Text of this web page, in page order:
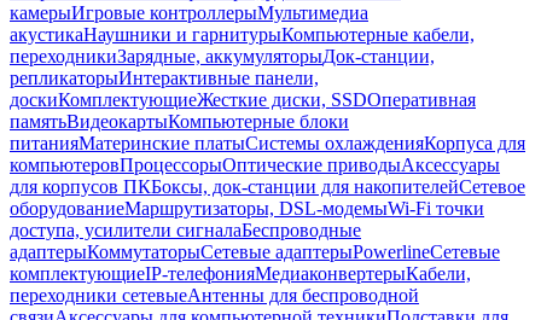
камерыИгровые контроллерыМультимедиа
акустикаНаушники и гарнитурыКомпьютерные кабели,
переходникиЗарядные, аккумуляторыДок-станции,
репликаторыИнтерактивные панели,
доскиКомплектующиеЖесткие диски, SSDОперативная
памятьВидеокартыКомпьютерные блоки
питанияМатеринские платыСистемы охлажденияКорпуса для
компьютеровПроцессорыОптические приводыАксессуары
для корпусов ПКБоксы, док-станции для накопителейСетевое
оборудованиеМаршрутизаторы, DSL-модемыWi-Fi точки
доступа, усилители сигналаБеспроводные
адаптерыКоммутаторыСетевые адаптерыPowerlineСетевые
комплектующиеIP-телефонияМедиаконвертерыКабели,
переходники сетевыеАнтенны для беспроводной